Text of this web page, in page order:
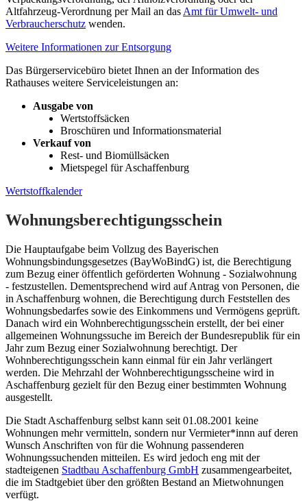
Altfahrzeug-Verordnung per Mail an das Amt für Umwelt- und
Verbraucherschutz wenden.
Weitere Informationen zur Entsorgung
Das Bürgerservicebüro bietet Ihnen an der Information des
Rathauses weitere Serviceleistungen an:
Ausgabe von
Wertstoffsäcken
Broschüren und Informationsmaterial
Verkauf von
Rest- und Biomüllsäcken
Mietspegel für Aschaffenburg
Wertstoffkalender
Wohnungsberechtigungsschein
Die Hauptaufgabe beim Vollzug des Bayerischen
Wohnungsbindungsgesetzes (BayWoBindG) ist, die Berechtigung
zum Bezug einer öffentlich geförderten Wohnung - Sozial­wohnung
- festzustellen. Dementsprechend wird auf Antrag von Personen, die
in Aschaffenburg wohnen, die Berechtigung durch Feststellen des
Wohnungs­bedarfes sowie des Einkommens und Vermögens geprüft.
Danach wird ein Wohnberechtigungsschein erstellt, der bei einer
allgemeinen Wohnungssuche im Bereich der Bundesrepublik für ein
Jahr zum Bezug einer Sozialwohnung berechtigt. Der
Wohnberechtigungsschein kann einmal für ein Jahr verlängert
werden. Die Mehrzahl der Wohnberechtigungsscheine wird in
Aschaffenburg gezielt für den Bezug einer bestimmten Wohnung
ausgestellt.
Die Stadt Aschaffenburg selbst kann seit 01.08.2001 keine
Wohnungen mehr vermitteln, sondern nur Vermieter*innn auf deren
Wunsch Anschriften von für die Wohnung passenderen
Wohnungssuchenden mitteilen. Es wird jedoch eng mit der
stadteigenen Stadtbau Aschaffenburg GmbH zusammengearbeitet,
die im Stadtgebiet über den größten Bestand an Mietwohnungen
verfügt.